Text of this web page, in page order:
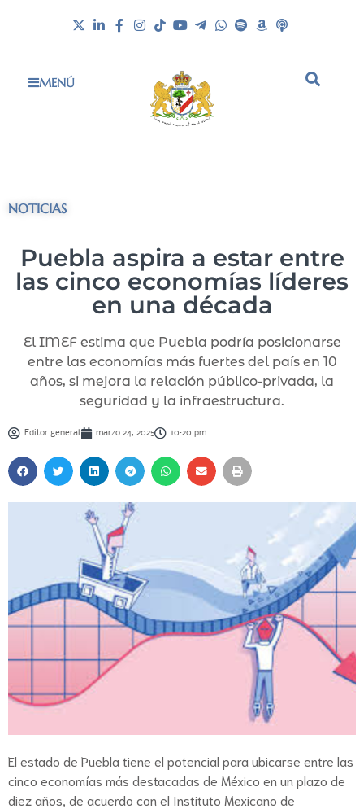
MENÚ
NOTICIAS
Puebla aspira a estar entre
las cinco economías líderes
en una década
El IMEF estima que Puebla podría posicionarse
entre las economías más fuertes del país en 10
años, si mejora la relación público-privada, la
seguridad y la infraestructura.
Editor general marzo 24, 2025 10:20 pm
El estado de Puebla tiene el potencial para ubicarse entre las
cinco economías más destacadas de México en un plazo de
diez años, de acuerdo con el Instituto Mexicano de